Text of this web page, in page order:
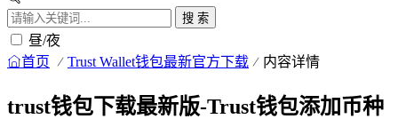
搜 索
昼/夜
首页 Trust Wallet钱包最新官方下载 内容详情
trust钱包下载最新版-Trust钱包添加币种